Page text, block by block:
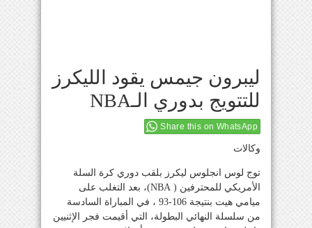
ليبرون جيمس يقود الليكرز
للتتويج بدوري الـNBA
Share this on WhatsApp
وكالات
توج لوس انجلوس ليكرز بلقب دوري كرة السلة
الأمريكي للمحترفين ( NBA)، بعد التغلب على
ميامي هيت بنتيجة 106-93 ، في المباراة السادسة
من سلسلة النهائي البطولة، التي أقيمت فجر الإثنيين